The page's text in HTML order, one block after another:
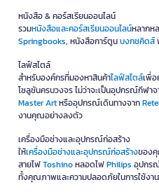
หนังสือ & คอร์สเรียนออนไลน์
รวมหนังสือและคอร์สเรียนออนไลน์หลากห
Springbooks, หนังสือการ์ตูนบงกชคิดส์
ไลฟ์สไตล์
สำหรับองค์กรที่มองหาสินค้าไลฟ์สไตล์เพื่
โซลูชันครบวงจร ไม่ว่าจะเป็นอุปกรณ์กีฬาจ
Master Artหรืออุปกรณ์เดินทางจาก
งานคุณอย่างลงตัว
เครื่องมือช่างและอุปกรณ์ก่อสร้าง
ให้เครื่องมือช่างและอุปกรณ์ก่อสร้างของ
สายไฟToshinoหลอดไฟPhilips อุปกร
ทั้งคุณภาพและความปลอดภัยในการใช้งา